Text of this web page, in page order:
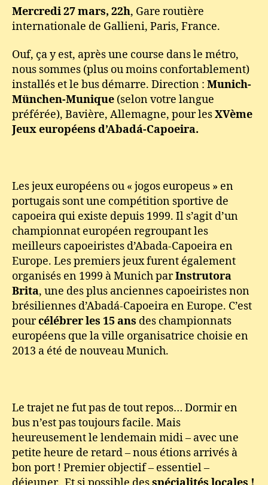
arrivée
à
Munich
Mercredi 27 mars, 22h, Gare routière
internationale de Gallieni, Paris, France.
Ouf, ça y est, après une course dans le métro,
nous sommes (plus ou moins confortablement)
installés et le bus démarre. Direction : Munich-
München-Munique (selon votre langue
préférée), Bavière, Allemagne, pour lesXVème
Jeux européens d’Abadá-Capoeira.
Les jeux européens ou « jogos europeus » en
portugais sont une compétition sportive de
capoeira qui existe depuis 1999. Il s’agit d’un
championnat européen regroupant les
meilleurs capoeiristes d’Abada-Capoeira en
Europe. Les premiers jeux furent également
organisés en 1999 à Munich parInstrutora
Brita, une des plus anciennes capoeiristes non
brésiliennes d’Abadá-Capoeira en Europe. C’est
pourcélébrer les 15 ans des championnats
européens que la ville organisatrice choisie en
2013 a été de nouveau Munich.
Le trajet ne fut pas de tout repos… Dormir en
bus n’est pas toujours facile. Mais
heureusement le lendemain midi – avec une
petite heure de retard – nous étions arrivés à
bon port ! Premier objectif – essentiel –